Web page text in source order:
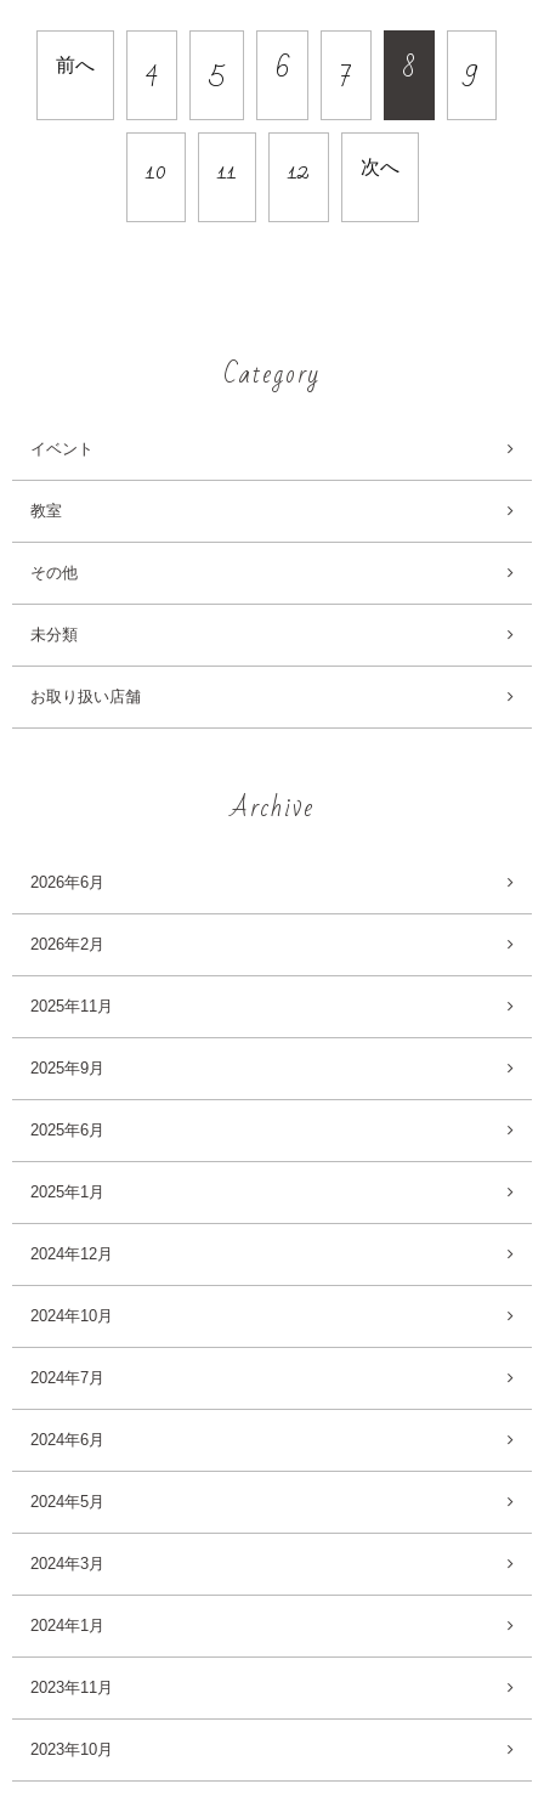
前へ 4 5 6 7 8 9
10 11 12 次へ
Category
イベント
教室
その他
未分類
お取り扱い店舗
Archive
2026年6月
2026年2月
2025年11月
2025年9月
2025年6月
2025年1月
2024年12月
2024年10月
2024年7月
2024年6月
2024年5月
2024年3月
2024年1月
2023年11月
2023年10月